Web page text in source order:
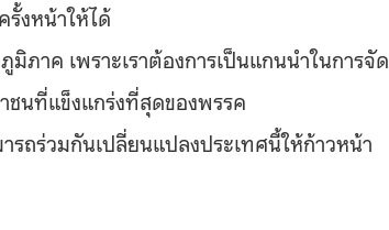
งหน้าให้ได้
ภาค เพราะเราต้องการเป็นแกนนำในการจัด
ชนที่แข็งแกร่งที่สุดของพรรค
รถร่วมกันเปลี่ยนแปลงประเทศนี้ให้ก้าวหน้า